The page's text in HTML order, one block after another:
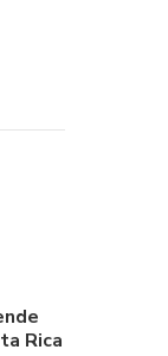
Rica